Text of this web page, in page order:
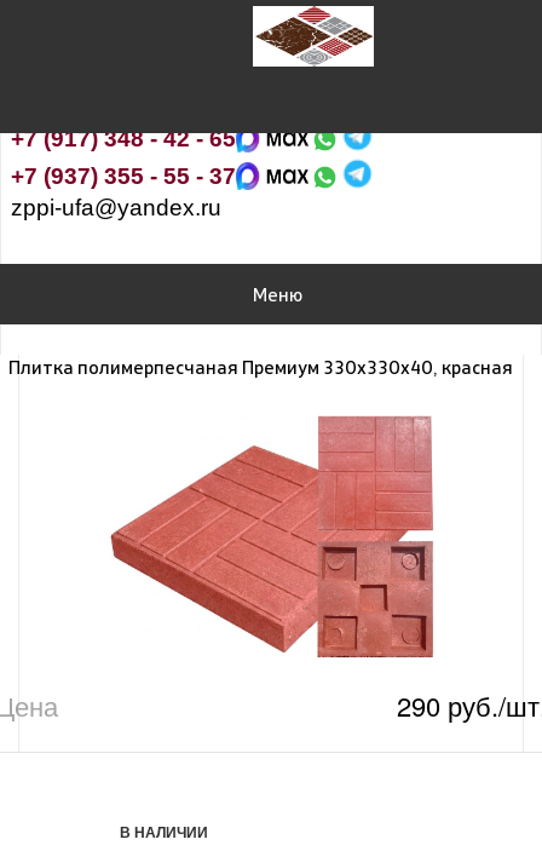
Завод полимерпесчаных изделий
Республика Башкортостан, Уфимский район,
+7 (917) 348 - 42 - 65
+7 (937) 355 - 55 - 37
zppi-ufa@yandex.ru
Меню
Плитка полимерпесчаная Премиум 330х330х40, красная
290 руб./
В НАЛИЧИИ